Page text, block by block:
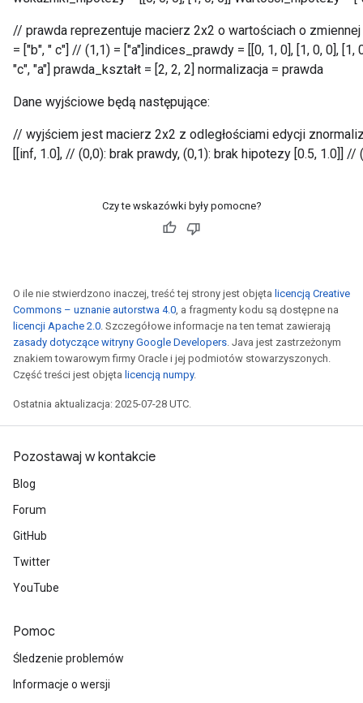
// prawda reprezentuje macierz 2x2 o wartościach o
= ["b", " c"] // (1,1) = ["a"]indices_prawdy = [[0, 1, 0], [1, 0, 0], [1,
"c", "a"] prawda_kształt = [2, 2, 2] normalizacja = prawda
Dane wyjściowe będą następujące:
// wyjściem jest macierz 2x2 z odległościami edycji
[[inf, 1.0], // (0,0): brak prawdy, (0,1): brak hipotezy [0.5, 1.0]]
Czy te wskazówki były pomocne?
O ile nie stwierdzono inaczej, treść tej strony jest objęta licencją Creative
Commons – uznanie autorstwa 4.0, a fragmenty kodu są dostępne na
licencji Apache 2.0. Szczegółowe informacje na ten temat zawierają
zasady dotyczące witryny Google Developers. Java jest zastrzeżonym
znakiem towarowym firmy Oracle i jej podmiotów stowarzyszonych.
Część treści jest objęta licencją numpy.
Ostatnia aktualizacja: 2025-07-28 UTC.
Pozostawaj w kontakcie
Blog
Forum
GitHub
Twitter
YouTube
Pomoc
Śledzenie problemów
Informacje o wersji